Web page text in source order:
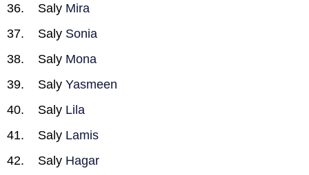
Saly Mira
Saly Sonia
Saly Mona
Saly Yasmeen
Saly Lila
Saly Lamis
Saly Hagar